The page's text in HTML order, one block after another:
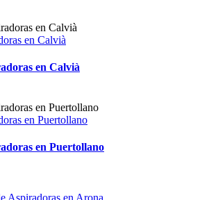
en Calvià
en Calvià
en Puertollano
en Puertollano